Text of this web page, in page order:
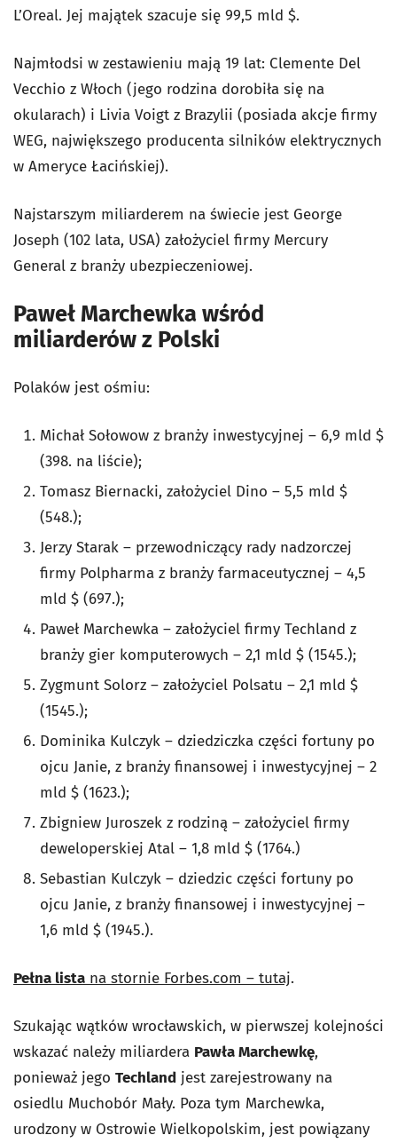
L’Oreal. Jej majątek szacuje się 99,5 mld $.
Najmłodsi w zestawieniu mają 19 lat: Clemente Del
Vecchio z Włoch (jego rodzina dorobiła się na
okularach) i Livia Voigt z Brazylii (posiada akcje firmy
WEG, największego producenta silników elektrycznych
w Ameryce Łacińskiej).
Najstarszym miliarderem na świecie jest George
Joseph (102 lata, USA) założyciel firmy Mercury
General z branży ubezpieczeniowej.
Paweł Marchewka wśród
miliarderów z Polski
Polaków jest ośmiu:
Michał Sołowow z branży inwestycyjnej – 6,9 mld $
(398. na liście);
Tomasz Biernacki, założyciel Dino – 5,5 mld $
(548.);
Jerzy Starak – przewodniczący rady nadzorczej
firmy Polpharma z branży farmaceutycznej – 4,5
mld $ (697.);
Paweł Marchewka – założyciel firmy Techland z
branży gier komputerowych – 2,1 mld $ (1545.);
Zygmunt Solorz – założyciel Polsatu – 2,1 mld $
(1545.);
Dominika Kulczyk – dziedziczka części fortuny po
ojcu Janie, z branży finansowej i inwestycyjnej – 2
mld $ (1623.);
Zbigniew Juroszek z rodziną – założyciel firmy
deweloperskiej Atal – 1,8 mld $ (1764.)
Sebastian Kulczyk – dziedzic części fortuny po
ojcu Janie, z branży finansowej i inwestycyjnej –
1,6 mld $ (1945.).
Pełna lista na stornie Forbes.com – tutaj.
Szukając wątków wrocławskich, w pierwszej kolejności
wskazać należy miliardera Pawła Marchewkę,
ponieważ jego Techland jest zarejestrowany na
osiedlu Muchobór Mały. Poza tym Marchewka,
urodzony w Ostrowie Wielkopolskim, jest powiązany